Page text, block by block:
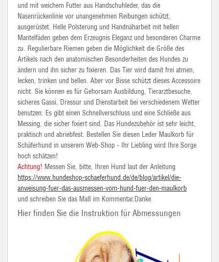
und mit weichem Futter aus Handschuhleder, das die
Nasenrückenlinie vor unangenehmen Reibungen schützt,
ausgerüstet. Helle Polsterung und Handnäharbeit mit hellen
Mantelfäden geben dem Erzeugnis Eleganz und besonderen Charme
zu. Regulierbare Riemen geben die Möglichkeit die Größe des
Artikels nach den anatomischen Besonderheiten des Hundes zu
ändern und ihn sicher zu fixieren. Das Tier wird damit frei atmen,
lecken, trinken und bellen. Aber vor Bisse schützt dieses Accessoire
nicht. Sie können es für Gehorsam Ausbildung, Tierarztbesuche,
sicheres Gassi, Dressur und Dienstarbeit bei verschiedenem Wetter
benutzen. Es gibt einen Schnellverschluss und eine Schließe aus
Messing, die sicher fixiert sind. Das Hundezubehör ist sehr leicht,
praktisch und abriebfest. Bestellen Sie diesen Leder Maulkorb für
Schäferhund in unserem Web-Shop - Ihr Liebling wird Ihre Sorge
hoch schätzen!
Achtung! Messen Sie, bitte, Ihren Hund laut der Anleitung
https://www.hundeshop-schaeferhund.de/de/blog/artikel/die-
anweisung-fuer-das-ausmessen-vom-hund-fuer-den-maulkorb
und schreiben Sie das Maß im Kommentar.Danke.
Hier finden Sie die Instruktion für Abmessungen